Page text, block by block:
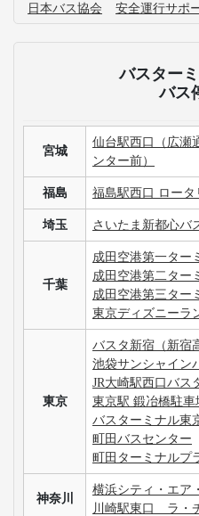
日本バス協会 安全運行サポ
バスター
バス
宮城
仙台駅西口（広瀬
ンター前）
福島 福島駅西口 ロータ
埼玉 さいたま新都心バ
千葉
成田空港第一ター
成田空港第二ター
成田空港第三ター
東京ディズニーラ
東京
バスタ新宿（新宿
池袋サンシャイン
JR大崎駅西口バス
東京駅 鍛冶橋駐車
バスターミナル東
町田バスセンター
町田ターミナルプ
神奈川
横浜シティ・エア
川崎駅東口 ラ・